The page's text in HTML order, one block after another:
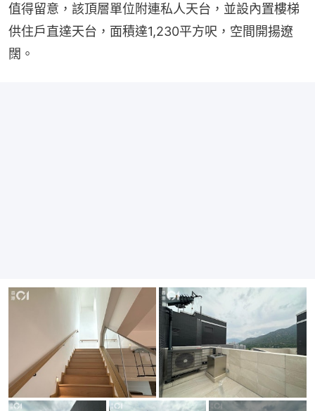
值得留意，該頂層單位附連私人天台，並設內置樓梯
供住戶直達天台，面積達1,230平方呎，空間開揚遼
闊。